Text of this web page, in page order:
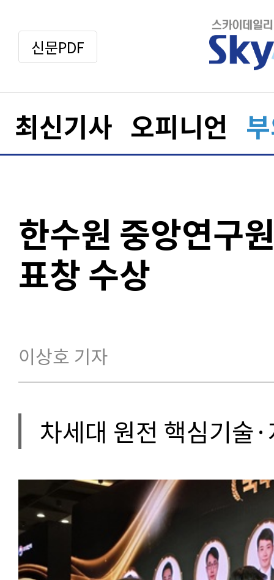
신문PDF
최신기사 오피니언
한수원 중앙연구
표창 수상
이상호 기자
차세대 원전 핵심기술